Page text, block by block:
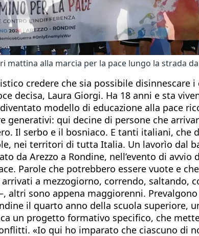
alla marcia per la pace lungo la strada
credere che sia possibile
decisa, Laura Giorgi. Ha 18 anni e sta
modello di educazione alla pace
qui decine di persone che
Il serbo e il bosniaco. E tanti italiani,
nei territori di tutta Italia. Un lavorìo dal
da Arezzo a Rondine, nell’evento di
Parole che potrebbero essere vuote e
a mezzogiorno, correndo, saltando,
altri sono appena maggiorenni.
il quarto anno della scuola
un progetto formativo specifico, che
«Io qui ho imparato che ciascuno di